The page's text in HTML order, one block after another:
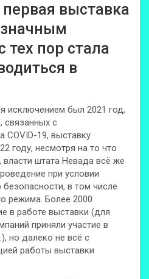
выставка
тех пор стала
в
исключением был 2021 год,
связанных с
COVID-19, выставку
году, несмотря на то что
штата Невада всё же
при условии
в том числе
режима. Более 2000
в работе выставки (для
приняли участие в
но далеко не всё с
работы выставки